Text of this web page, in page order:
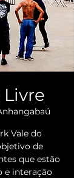
Vale do
de
que estão
e interação